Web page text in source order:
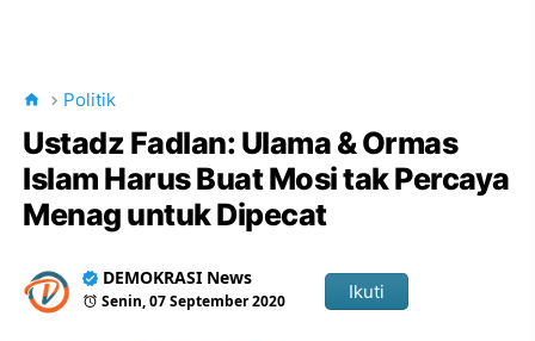
Politik
Ustadz Fadlan: Ulama & Ormas
Islam Harus Buat Mosi tak Percaya
Menag untuk Dipecat
DEMOKRASI News
Senin, 07 September 2020 Ikuti